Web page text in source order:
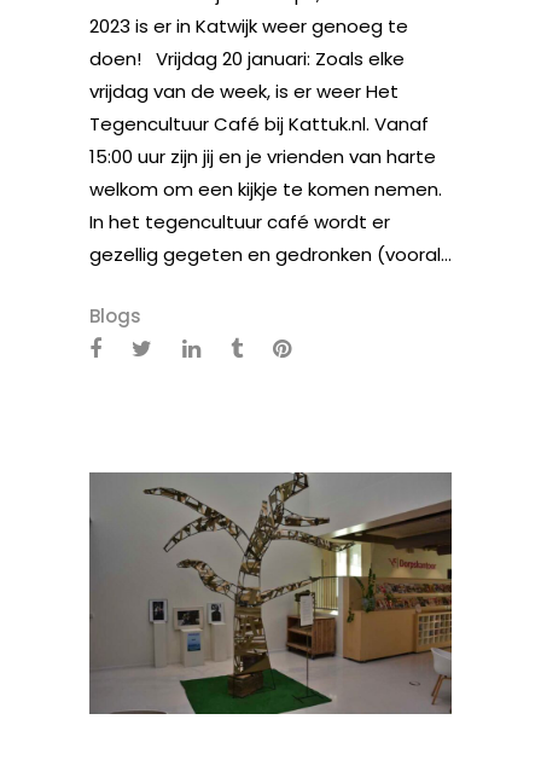
2023 is er in Katwijk weer genoeg te
doen! Vrijdag 20 januari: Zoals elke
vrijdag van de week, is er weer Het
Tegencultuur Café bij Kattuk.nl. Vanaf
15:00 uur zijn jij en je vrienden van harte
welkom om een kijkje te komen nemen.
In het tegencultuur café wordt er
gezellig gegeten en gedronken (vooral...
Blogs